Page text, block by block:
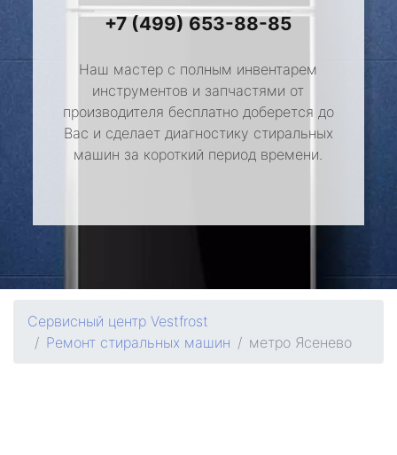
+7 (499) 653-88-85
Наш мастер с полным инвентарем
инструментов и запчастями от
производителя бесплатно доберется до
Вас и сделает диагностику стиральных
машин за короткий период времени.
Сервисный центр Vestfrost
Ремонт стиральных машин
метро Ясенево